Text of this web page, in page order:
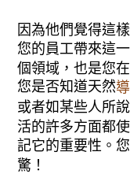
因為他們覺得這
您的員工帶來這
個領域，也是您
您是否知道天然
或者如某些人所
活的許多方面都
記它的重要性。
驚！